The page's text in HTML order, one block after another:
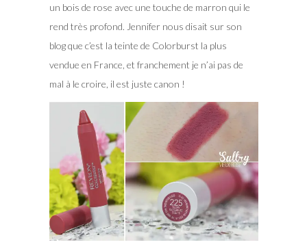
un bois de rose avec une touche de marron qui le
rend très profond. Jennifer nous disait sur son
blog que c’est la teinte de Colorburst la plus
vendue en France, et franchement je n’ai pas de
mal à le croire, il est juste canon !